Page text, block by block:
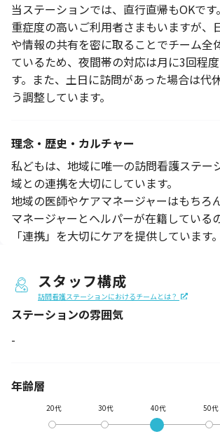
当ステーションでは、直行直帰もOKです。
重症度の高いご利用者さまもいますが、
や情報の共有を密に取ることでチーム全
ているため、夜間帯の対応は月に3回程
す。また、土日に訪問があった場合は代
う調整しています。
理念・歴史・カルチャー
私どもは、地域に唯一の訪問看護ステー
域との連携を大切にしています。
地域の医師やケアマネージャーはもちろ
マネージャーとヘルパーが在籍している
「連携」を大切にケアを提供しています。
スタッフ構成
訪問看護ステーションにおけるチームとは？
ステーションの雰囲気
-
年齢層
20代 30代 40代 50代